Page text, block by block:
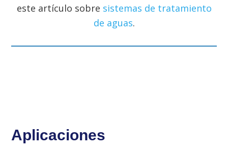
este artículo sobre sistemas de tratamiento
de aguas.
Aplicaciones